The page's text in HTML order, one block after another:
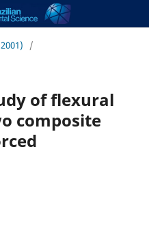
/
of flexural
composite